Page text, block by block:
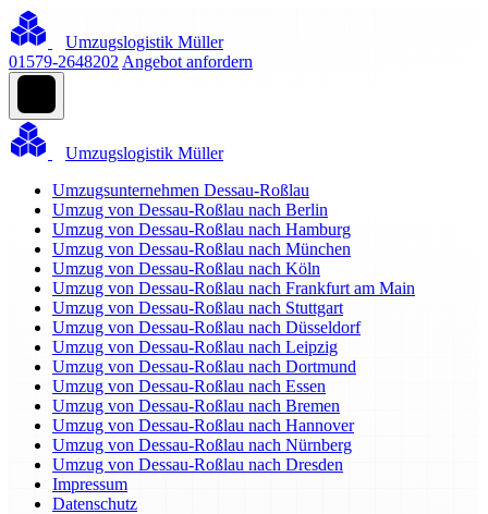
Umzugslogistik Müller
01579-2648202 Angebot anfordern
Umzugslogistik Müller
Umzugsunternehmen Dessau-Roßlau
Umzug von Dessau-Roßlau nach Berlin
Umzug von Dessau-Roßlau nach Hamburg
Umzug von Dessau-Roßlau nach München
Umzug von Dessau-Roßlau nach Köln
Umzug von Dessau-Roßlau nach Frankfurt am Main
Umzug von Dessau-Roßlau nach Stuttgart
Umzug von Dessau-Roßlau nach Düsseldorf
Umzug von Dessau-Roßlau nach Leipzig
Umzug von Dessau-Roßlau nach Dortmund
Umzug von Dessau-Roßlau nach Essen
Umzug von Dessau-Roßlau nach Bremen
Umzug von Dessau-Roßlau nach Hannover
Umzug von Dessau-Roßlau nach Nürnberg
Umzug von Dessau-Roßlau nach Dresden
Impressum
Datenschutz